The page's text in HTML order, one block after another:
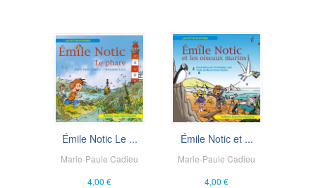
Émile Notic Le ...
Marie-Paule Cadieu
4,00 €
Émile Notic et ...
Marie-Paule Cadieu
4,00 €